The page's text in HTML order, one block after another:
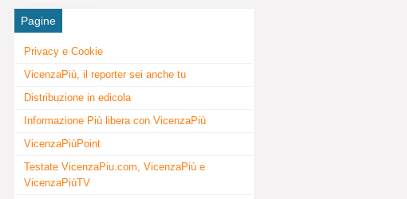
Pagine
Privacy e Cookie
VicenzaPiù, il reporter sei anche tu
Distribuzione in edicola
Informazione Più libera con VicenzaPiù
VicenzaPiùPoint
Testate VicenzaPiu.com, VicenzaPiù e
VicenzaPiùTV